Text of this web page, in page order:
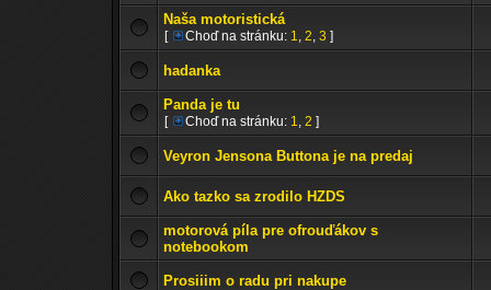
Naša motoristická
[ Choď na stránku: 1, 2, 3 ]
hadanka
Panda je tu
[ Choď na stránku: 1, 2 ]
Veyron Jensona Buttona je na predaj
Ako tazko sa zrodilo HZDS
motorová píla pre ofrouďákov s
notebookom
Prosiiim o radu pri nakupe